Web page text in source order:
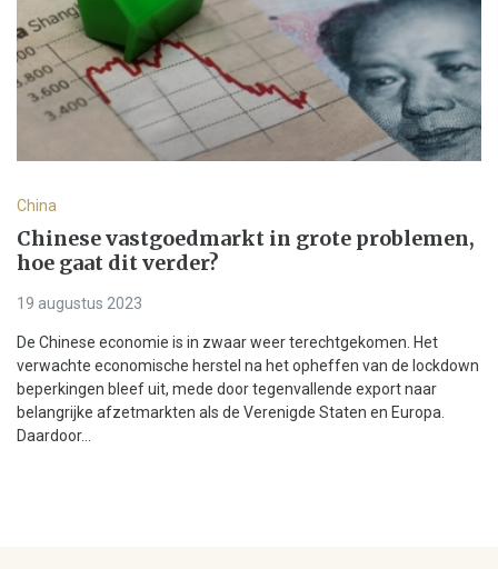
China
Chinese vastgoedmarkt in grote problemen,
hoe gaat dit verder?
19 augustus 2023
De Chinese economie is in zwaar weer terechtgekomen. Het
verwachte economische herstel na het opheffen van de lockdown
beperkingen bleef uit, mede door tegenvallende export naar
belangrijke afzetmarkten als de Verenigde Staten en Europa.
Daardoor...